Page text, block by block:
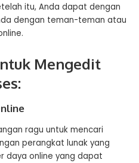
itu, Anda dapat dengan
dengan teman-teman atau
Mengedit
ragu untuk mencari
perangkat lunak yang
daya online yang dapat